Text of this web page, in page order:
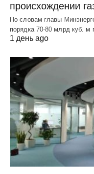
происхождении
По словам главы
порядка 70-80 млрд куб. м
1 день ago